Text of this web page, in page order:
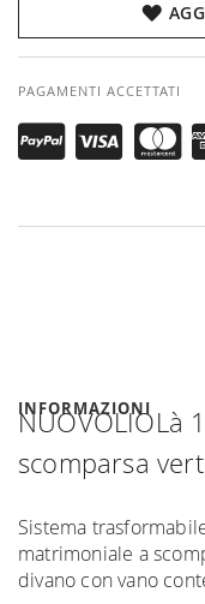
PAGAMENTI ACCETTATI
INFORMAZIONI
NUOVOLIOLà
scomparsa
Sistema
matrimoniale a
divano con vano